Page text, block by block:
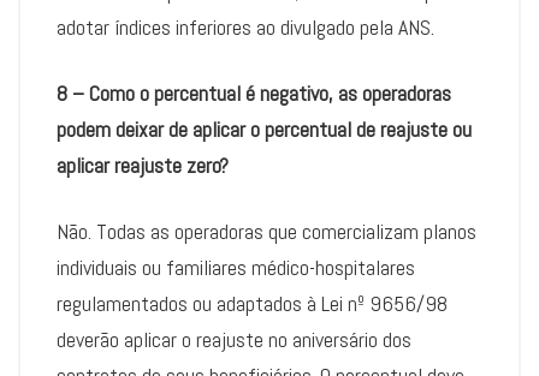
adotar índices inferiores ao divulgado pela ANS.
8 – Como o percentual é negativo, as operadoras
podem deixar de aplicar o percentual de reajuste ou
aplicar reajuste zero?
Não. Todas as operadoras que comercializam planos
individuais ou familiares médico-hospitalares
regulamentados ou adaptados à Lei nº 9656/98
deverão aplicar o reajuste no aniversário dos